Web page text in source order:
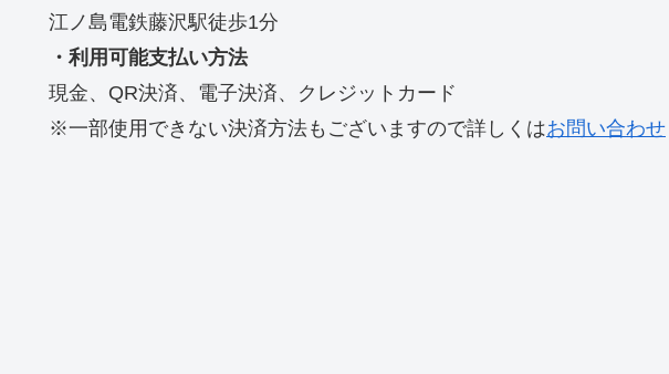
江ノ島電鉄藤沢駅徒歩1分
・利用可能支払い方法
現金、QR決済、電子決済、クレジットカード
※一部使用できない決済方法もございますので詳しくはお問い合わせ